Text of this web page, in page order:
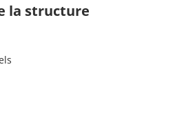
la structure